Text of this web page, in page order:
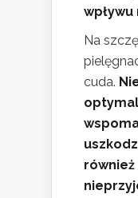
Na
cuda.